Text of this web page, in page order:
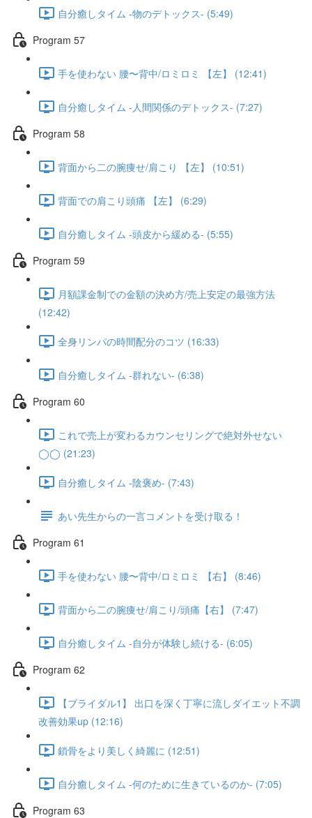
自分癒しタイム -物のデトックス- (5:49)
Program 57
手を使わない 腰〜背中/ロミロミ 【左】 (12:41)
自分癒しタイム -人間関係のデトックス- (7:27)
Program 58
背面から二の腕痩せ/肩こり 【左】 (10:51)
背面での肩こり頭痛 【左】 (6:29)
自分癒しタイム -頭皮から緩める- (5:55)
Program 59
月額課金制での金額の決め方/売上安定の最強方法
(12:42)
全身リンパの時間配分のコツ (16:33)
自分癒しタイム -群れない- (6:38)
Program 60
これで売上が変わるカウンセリングで絶対外せない
◯◯ (21:23)
自分癒しタイム -陰褒め- (7:43)
あい先生からの一言コメントを受け取る！
Program 61
手を使わない 腰〜背中/ロミロミ 【右】 (8:46)
背面から二の腕痩せ/肩こり/頭痛【右】 (7:47)
自分癒しタイム -自分が体験し続ける- (6:05)
Program 62
【ブライダル1】 出口を深く丁寧に流しダイエット不調
改善効果up (12:16)
鎖骨をより美しく綺麗に (12:51)
自分癒しタイム -何のために生きているのか- (7:05)
Program 63